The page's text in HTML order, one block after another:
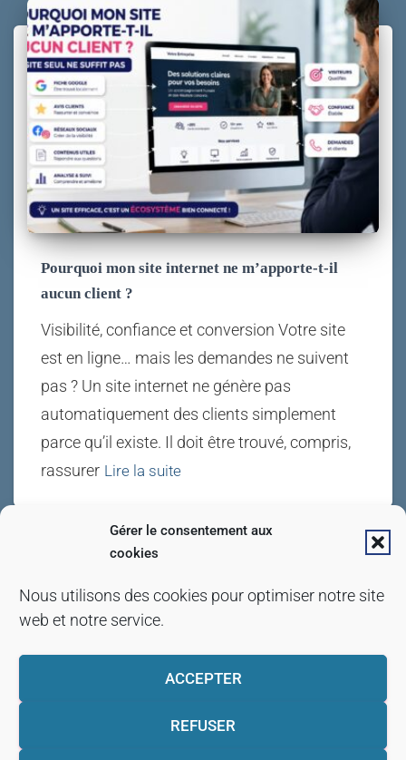
Gérer le consentement aux
cookies
Nous utilisons des cookies pour optimiser notre site
web et notre service.
ACCEPTER
REFUSER
pour améliorer votre expérience. En cliquant sur
cookies. En savoir plus dans notre
confidentialité
ACCEPTER
Pourquoi mon site internet ne m’apporte-t-il
aucun client ?
Visibilité, confiance et conversion Votre site
est en ligne… mais les demandes ne suivent
pas ? Un site internet ne génère pas
automatiquement des clients simplement
parce qu’il existe. Il doit être trouvé, compris,
rassurer Lire la suite
POLITIQUE DE CONFIDENTIALITÉ